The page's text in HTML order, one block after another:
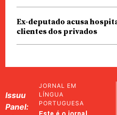
Ex-deputado acusa
clientes dos privados
Issuu
Panel:
JORNAL EM
LÍNGUA
PORTUGUESA